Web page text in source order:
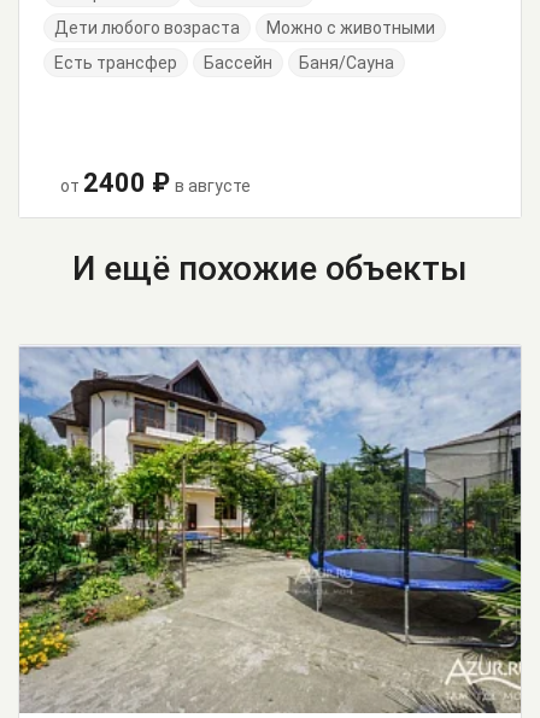
Дети любого возраста
Можно с животными
Есть трансфер
Бассейн Баня/Сауна
от 2400 ₽ в августе
И ещё похожие объекты